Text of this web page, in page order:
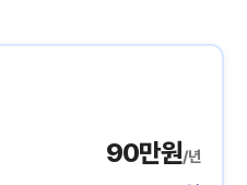
90만원/년